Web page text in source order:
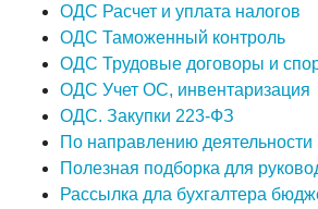
ОДС Расчет и уплата налогов
ОДС Таможенный контроль
ОДС Трудовые договоры и
ОДС Учет ОС, инвентаризация
ОДС. Закупки 223-ФЗ
По направлению деятельности
Полезная подборка для
Рассылка дла бухгалтера